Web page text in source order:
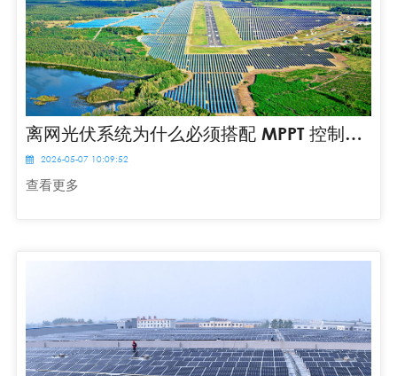
离网光伏系统为什么必须搭配 MPPT 控制器？
2026-05-07 10:09:52
查看更多